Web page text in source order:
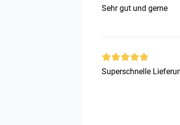
Sehr gut und gerne
Superschnelle